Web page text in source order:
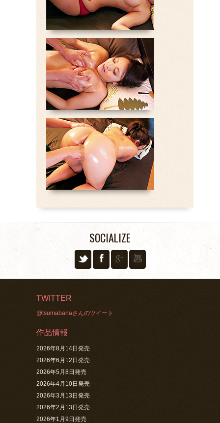
SOCIALIZE
TWITTER
@tsumabanaさんのツイート
作品情報
2026年8月14日発売
2026年6月12日発売
2026年5月8日発売
2026年4月10日発売
2026年3月13日発売
2026年2月13日発売
2026年1月9日発売